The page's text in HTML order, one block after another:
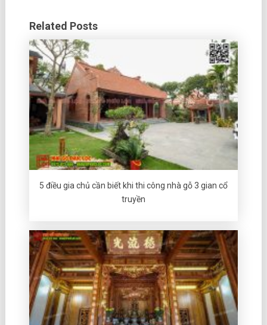
Related Posts
5 điều gia chủ cần biết khi thi công nhà gỗ 3 gian cổ
truyền